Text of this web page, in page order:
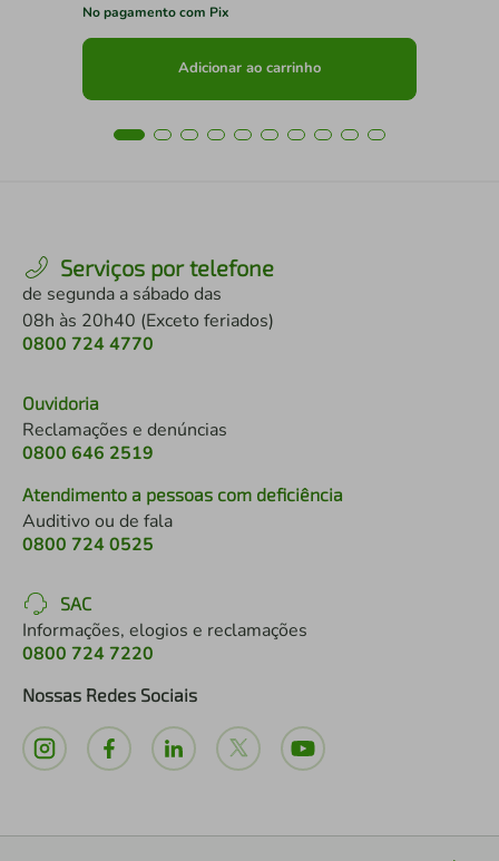
No pagamento com Pix
Adicionar ao carrinho
Serviços por telefone
de segunda a sábado das
08h às 20h40 (Exceto feriados)
0800 724 4770
Ouvidoria
Reclamações e denúncias
0800 646 2519
Atendimento a pessoas com deficiência
Auditivo ou de fala
0800 724 0525
SAC
Informações, elogios e reclamações
0800 724 7220
Nossas Redes Sociais